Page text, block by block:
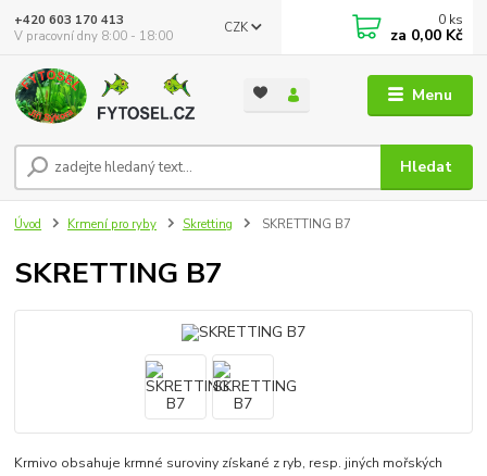
Menu
CZK
Hledat
+420 603 170 413
V pracovní dny 8:00 - 18:00
0 ks
za 0,00 Kč
Úvod Krmení pro ryby Skretting SKRETTING B7
SKRETTING B7
Krmivo obsahuje krmné suroviny získané z ryb, resp. jiných mořských